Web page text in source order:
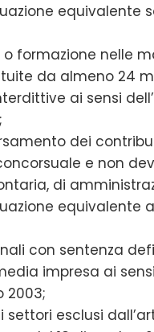
equivalente
formazione nelle
da almeno 24
ai sensi
dei
e non
di
equivalente
con sentenza
impresa ai
2003;
esclusi